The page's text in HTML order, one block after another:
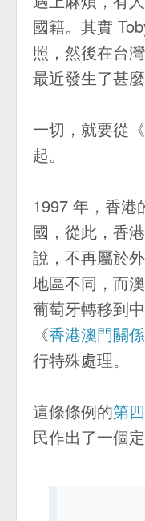
國籍。其實
照，然後在台
最近發生了甚
一切，就要從《
起。
1997 年，香港
國，從此，香
說，不再屬於
地區不同，而
葡萄牙轉移到
《香港澳門關
行特殊處理。
這條條例的第
民作出了一個